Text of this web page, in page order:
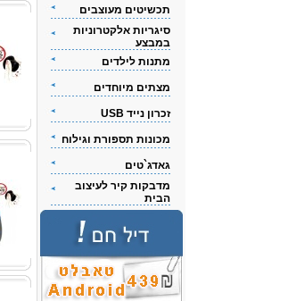
תכשיטים מעוצבים
סיגריות אלקטרוניות
במבצע
מתנות לילדים
מצתים מיוחדים
זכרון נייד USB
מכונות תספורת וגילוח
גאדג`טים
מדבקות קיר לעיצוב
הבית